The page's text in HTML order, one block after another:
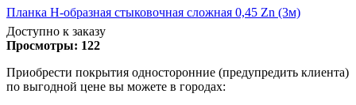
Планка Н-образная стыковочная сложная 0,45 Zn (3м)
Доступно к заказу
Просмотры: 122
Приобрести покрытия односторонние (предупредить клиента)
по выгодной цене вы можете в городах: